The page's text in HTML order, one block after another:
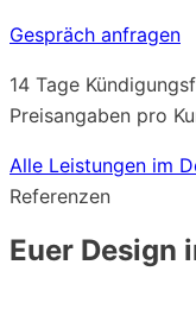
Gespräch anfragen
14 Tage
Preisangaben pro
Alle Leistungen im
Referenzen
Euer Design